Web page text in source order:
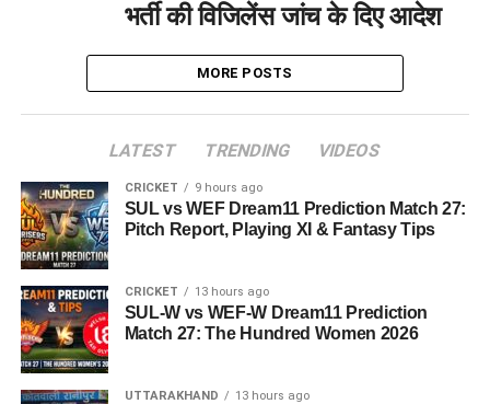
भर्ती की विजिलेंस जांच के दिए आदेश
MORE POSTS
LATEST TRENDING VIDEOS
CRICKET 9 hours ago
SUL vs WEF Dream11 Prediction Match 27:
Pitch Report, Playing XI & Fantasy Tips
CRICKET 13 hours ago
SUL-W vs WEF-W Dream11 Prediction
Match 27: The Hundred Women 2026
UTTARAKHAND 13 hours ago